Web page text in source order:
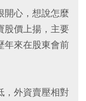
開心，想說怎麼
股價上揚，主要
年來在股東會前
，外資賣壓相對